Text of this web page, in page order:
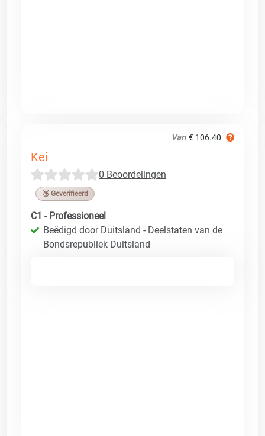
Van € 106.40
Kei
0 Beoordelingen
🥉 Geverifieerd
C1 - Professioneel
Beëdigd door Duitsland - Deelstaten van de
Bondsrepubliek Duitsland